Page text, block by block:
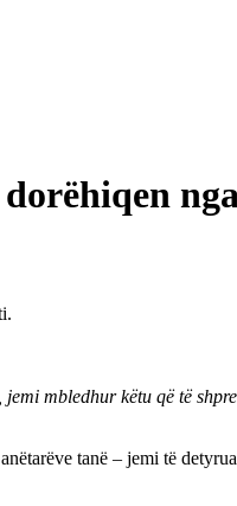
mbledhur këtu që të
tanë – jemi të